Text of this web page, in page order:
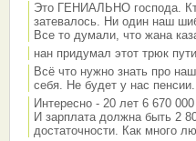
Это ГЕНИАЛЬНО господа.
затевалось. Ни один наш
Все то думали, что жана
нан придумал этот трюк
Всё что нужно знать про
себя. Не будет у нас пенсии.
Интересно - 20 лет 6 670
И зарплата должна быть 2
достаточности. Как много